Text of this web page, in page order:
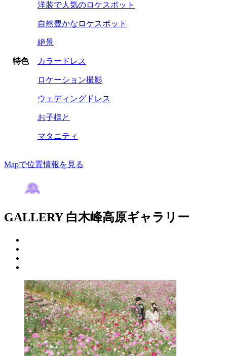
特色
洋装で人気のロケスポット
自然豊かなロケスポット
絶景
カラードレス
ロケーション撮影
ウェディングドレス
お子様と
マタニティ
Mapで位置情報を見る
GALLERY 白木峰高原ギャラリー